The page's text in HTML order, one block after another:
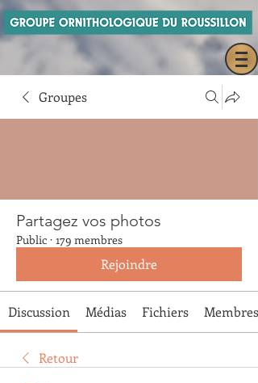
Groupes
Partagez vos photos
Public · 179 membres
Rejoindre
Discussion Médias Fichiers Membres
Retour